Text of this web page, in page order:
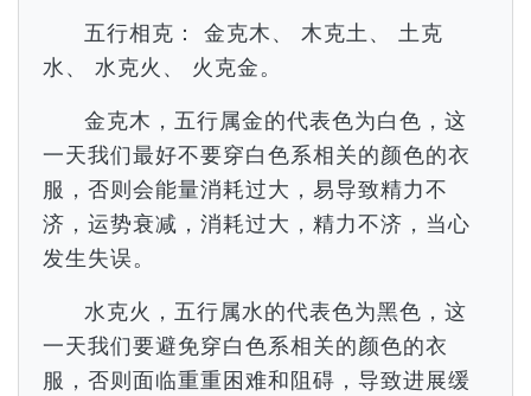
五行相克： 金克木、 木克土、 土克
水、 水克火、 火克金。
金克木，五行属金的代表色为白色，这
一天我们最好不要穿白色系相关的颜色的衣
服，否则会能量消耗过大，易导致精力不
济，运势衰减，消耗过大，精力不济，当心
发生失误。
水克火，五行属水的代表色为黑色，这
一天我们要避免穿白色系相关的颜色的衣
服，否则面临重重困难和阻碍，导致进展缓